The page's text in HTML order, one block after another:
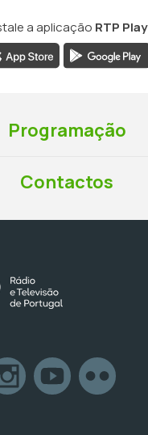
a aplicação RTP Play
Programação
Contactos